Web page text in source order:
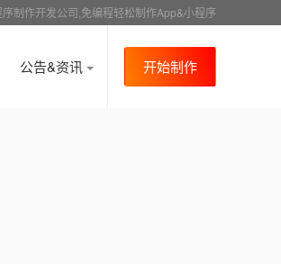
制作开发公司,免编程轻松制作App&小程序
公告&资讯 开始制作